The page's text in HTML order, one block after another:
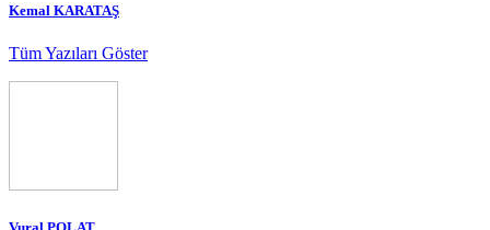
Kemal KARATAŞ
Tüm Yazıları Göster